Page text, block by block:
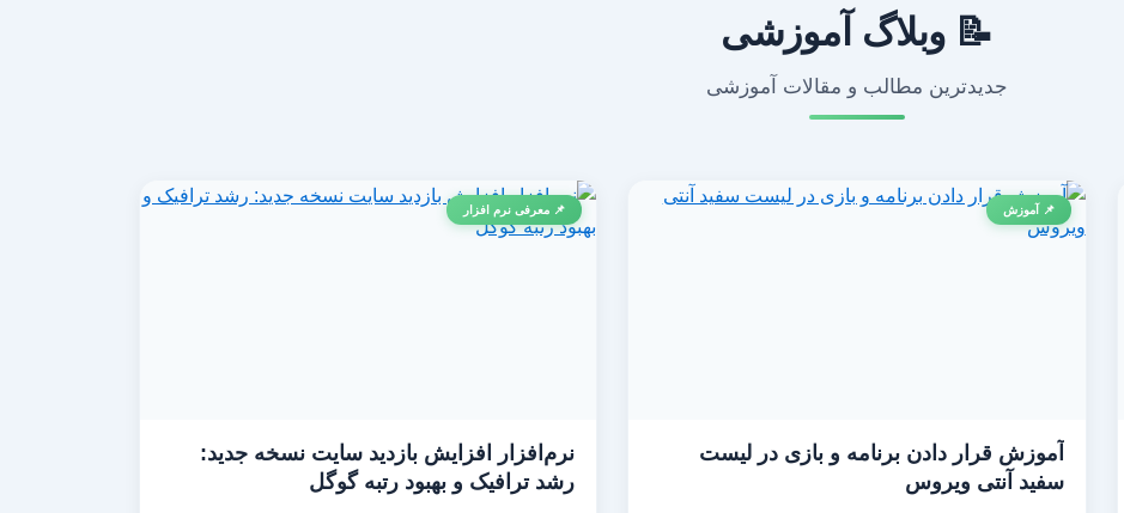
📝 وبلاگ آموزشی
جدیدترین مطالب و مقالات آموزشی
📌 آموزش
آموزش قرار دادن برنامه و بازی در لیست
سفید آنتی‌ ویروس
📌 معرفی نرم افزار
نرم‌افزار افزایش بازدید سایت نسخه جدید:
رشد ترافیک و بهبود رتبه گوگل